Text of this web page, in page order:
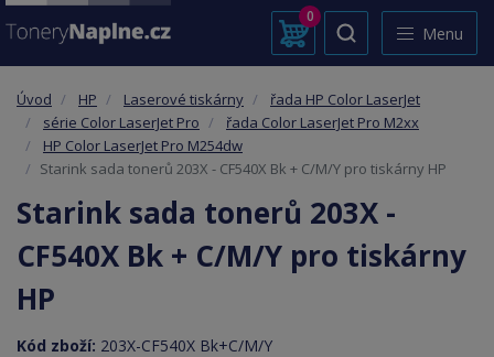
0
Menu
Úvod HP Laserové tiskárny
řada HP Color LaserJet
série Color LaserJet Pro
řada Color LaserJet Pro M2xx
HP Color LaserJet Pro M254dw
Starink sada tonerů 203X - CF540X Bk + C/M/Y pro tiskárny HP
Starink sada tonerů 203X -
CF540X Bk + C/M/Y pro tiskárny
HP
Kód zboží: 203X-CF540X Bk+C/M/Y